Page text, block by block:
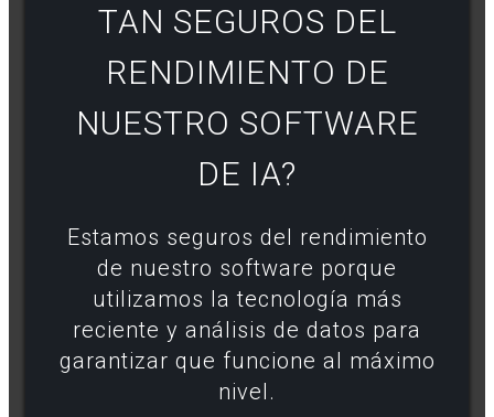
TAN SEGUROS DEL
RENDIMIENTO DE
NUESTRO SOFTWARE
DE IA?
Estamos seguros del rendimiento
de nuestro software porque
utilizamos la tecnología más
reciente y análisis de datos para
garantizar que funcione al máximo
nivel.